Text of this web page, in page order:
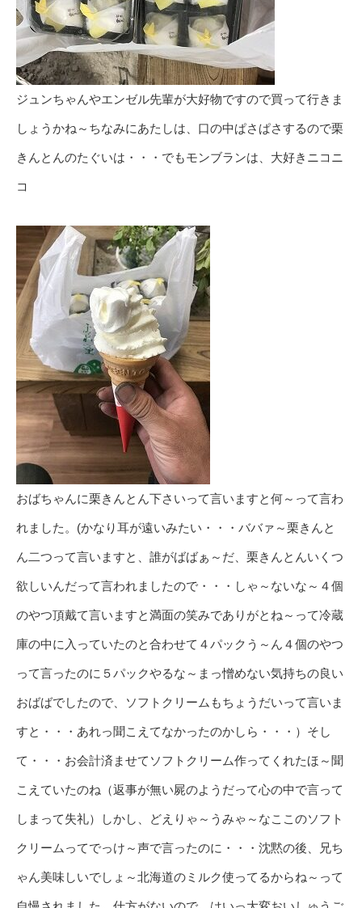
ジュンちゃんやエンゼル先輩が大好物ですので買って行きま
しょうかね～ちなみにあたしは、口の中ぱさぱさするので栗
きんとんのたぐいは・・・でもモンブランは、大好きニコニ
コ
おばちゃんに栗きんとん下さいって言いますと何～って言わ
れました。(かなり耳が遠いみたい・・・ババァ～栗きんと
ん二つって言いますと、誰がばばぁ～だ、栗きんとんいくつ
欲しいんだって言われましたので・・・しゃ～ないな～４個
のやつ頂戴て言いますと満面の笑みでありがとね～って冷蔵
庫の中に入っていたのと合わせて４パックう～ん４個のやつ
って言ったのに５パックやるな～まっ憎めない気持ちの良い
おばばでしたので、ソフトクリームもちょうだいって言いま
すと・・・あれっ聞こえてなかったのかしら・・・）そし
て・・・お会計済ませてソフトクリーム作ってくれたほ～聞
こえていたのね（返事が無い屍のようだって心の中で言って
しまって失礼）しかし、どえりゃ～うみゃ～なここのソフト
クリームってでっけ～声で言ったのに・・・沈黙の後、兄ち
ゃん美味しいでしょ～北海道のミルク使ってるからね～って